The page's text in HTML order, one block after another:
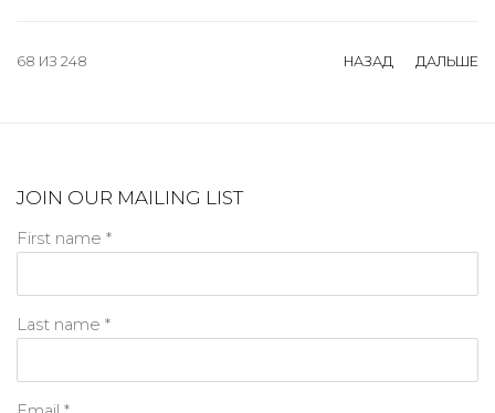
НАЗАД ДАЛЬШЕ
68 ИЗ 248
JOIN OUR MAILING LIST
First name *
Last name *